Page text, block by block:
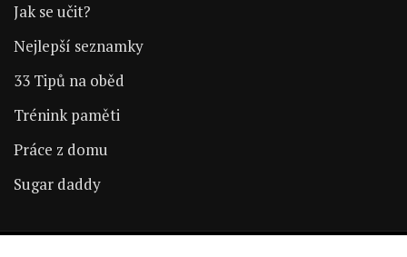
Jak se učit?
Nejlepší seznamky
33 Tipů na oběd
Trénink paměti
Práce z domu
Sugar daddy